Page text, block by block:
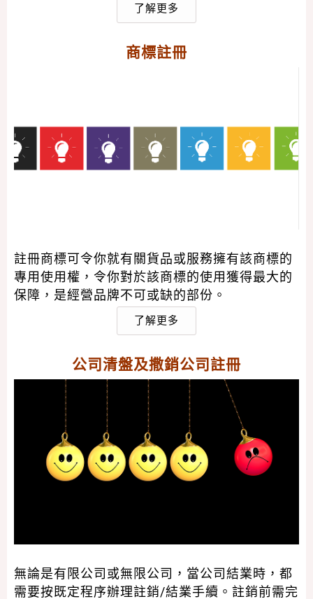
了解更多
商標註冊
註冊商標可令你就有關貨品或服務擁有該商標的
專用使用權，令你對於該商標的使用獲得最大的
保障，是經營品牌不可或缺的部份。
了解更多
公司清盤及撒銷公司註冊
無論是有限公司或無限公司，當公司結業時，都
需要按既定程序辦理註銷/結業手續。註銷前需完